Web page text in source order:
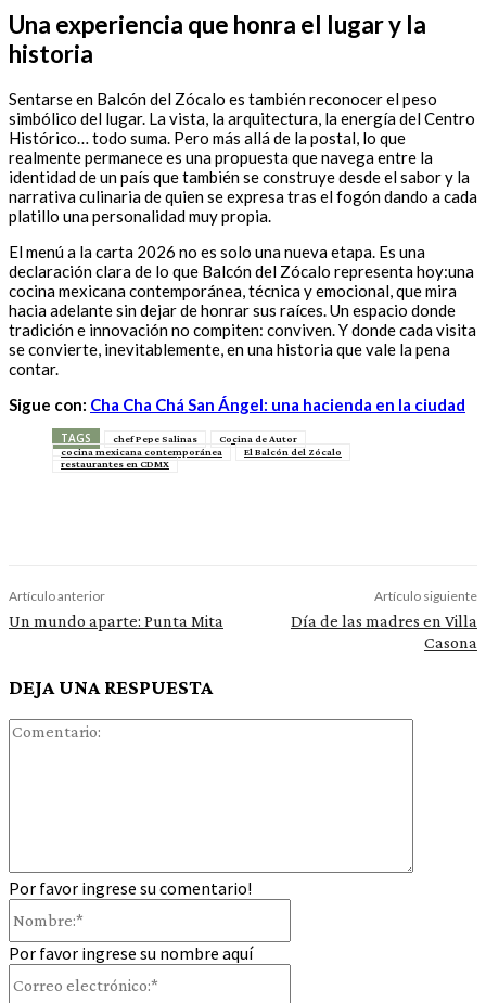
Una experiencia que honra el lugar y la
historia
Sentarse en Balcón del Zócalo es también reconocer el peso
simbólico del lugar. La vista, la arquitectura, la energía del Centro
Histórico… todo suma. Pero más allá de la postal, lo que
realmente permanece es una propuesta que navega entre la
identidad de un país que también se construye desde el sabor y la
narrativa culinaria de quien se expresa tras el fogón dando a cada
platillo una personalidad muy propia.
El menú a la carta 2026 no es solo una nueva etapa. Es una
declaración clara de lo que Balcón del Zócalo representa hoy:una
cocina mexicana contemporánea, técnica y emocional, que mira
hacia adelante sin dejar de honrar sus raíces. Un espacio donde
tradición e innovación no compiten: conviven. Y donde cada visita
se convierte, inevitablemente, en una historia que vale la pena
contar.
Sigue con: Cha Cha Chá San Ángel: una hacienda en la ciudad
TAGS chef Pepe Salinas
Cocina de Autor
cocina mexicana contemporánea
El Balcón del Zócalo
restaurantes en CDMX
Artículo anterior
Un mundo aparte: Punta Mita
Artículo siguiente
Día de las madres en Villa
Casona
DEJA UNA RESPUESTA
Por favor ingrese su comentario!
Por favor ingrese su nombre aquí